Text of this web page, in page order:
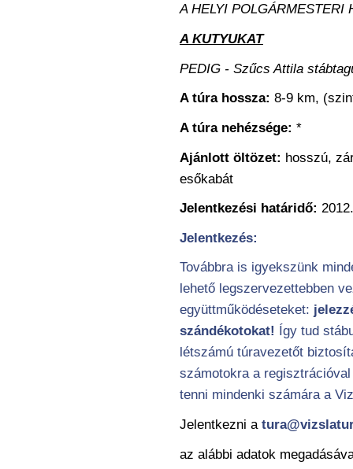
A HELYI POLGÁRMESTERI
A KUTYUKAT
PEDIG - Szűcs Attila
A túra hossza: 8-9 km,
A túra nehézsége: *
Ajánlott öltözet: hosszú,
esőkabát
Jelentkezési határidő:
Jelentkezés:
Továbbra is igyekszünk
lehető legszervezettebben
együttműködéseteket:
szándékotokat!
Így tud
létszámú túravezetőt
számotokra a
tenni mindenki számára a
Jelentkezni a
az alábbi adatok